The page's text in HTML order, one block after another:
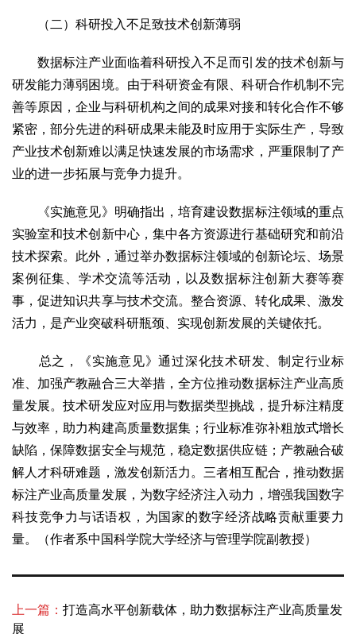
（二）科研投入不足致技术创新薄弱
数据标注产业面临着科研投入不足而引发的技术创新与
研发能力薄弱困境。由于科研资金有限、科研合作机制不完
善等原因，企业与科研机构之间的成果对接和转化合作不够
紧密，部分先进的科研成果未能及时应用于实际生产，导致
产业技术创新难以满足快速发展的市场需求，严重限制了产
业的进一步拓展与竞争力提升。
《实施意见》明确指出，培育建设数据标注领域的重点
实验室和技术创新中心，集中各方资源进行基础研究和前沿
技术探索。此外，通过举办数据标注领域的创新论坛、场景
案例征集、学术交流等活动，以及数据标注创新大赛等赛
事，促进知识共享与技术交流。整合资源、转化成果、激发
活力，是产业突破科研瓶颈、实现创新发展的关键依托。
总之，《实施意见》通过深化技术研发、制定行业标
准、加强产教融合三大举措，全方位推动数据标注产业高质
量发展。技术研发应对应用与数据类型挑战，提升标注精度
与效率，助力构建高质量数据集；行业标准弥补粗放式增长
缺陷，保障数据安全与规范，稳定数据供应链；产教融合破
解人才科研难题，激发创新活力。三者相互配合，推动数据
标注产业高质量发展，为数字经济注入动力，增强我国数字
科技竞争力与话语权，为国家的数字经济战略贡献重要力
量。
（作者系中国科学院大学经济与管理学院副教授）
上一篇： 打造高水平创新载体，助力数据标注产业高质量发
展